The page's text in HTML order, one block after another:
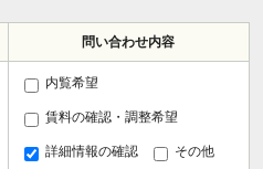
問い合わせ内容
内覧希望
賃料の確認・調整希望
詳細情報の確認 その他